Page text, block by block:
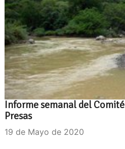
Informe semanal del
Presas
19 de Mayo de 2020